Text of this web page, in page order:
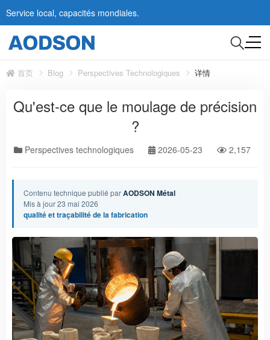
Service local, capacités mondiales.
首页 Blog Perspectives Technologiques 详情
Qu'est-ce que le moulage de précision
?
Perspectives technologiques 2026-05-23 2,157
Contenu technique publié parAODSON Métal
Mis à jour 23 mai 2026
qualité et traçabilité de la fabrication